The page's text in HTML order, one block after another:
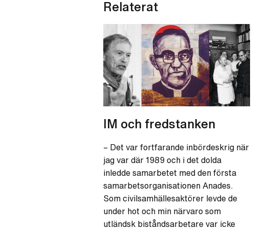
Relaterat
IM och fredstanken
– Det var fortfarande inbördeskrig när
jag var där 1989 och i det dolda
inledde samarbetet med den första
samarbetsorganisationen Anades.
Som civilsamhällesaktörer levde de
under hot och min närvaro som
utländsk biståndsarbetare var icke